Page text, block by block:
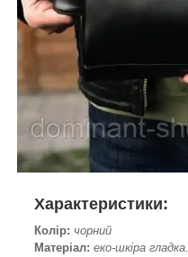
Характеристики:
Колір: чорний
Матеріал: еко-шкіра гладка.